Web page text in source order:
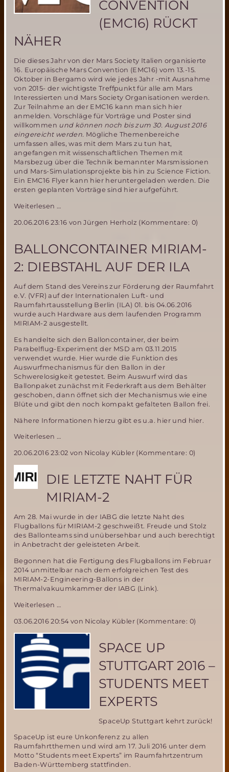
CONVENTION
(EMC16) RÜCKT
NÄHER
Die dieses Jahr von der Mars Society Italien organisierte
16. Europäische Mars Convention (EMC16) vom 13.-15.
Oktober in Bergamo wird wie jedes Jahr -mit Ausnahme
von 2015- der wichtigste Treffpunkt für alle am Mars
Interessierten und Mars Society Organisationen werden.
Zur Teilnahme an der EMC16 kann man sich hier
anmelden. Vorschläge für Vorträge und Poster sind
willkommen und können noch bis zum 30. August 2016
eingereicht werden. Mögliche Themenbereiche
umfassen alles, was mit dem Mars zu tun hat,
angefangen mit wissenschaftlichen Themen mit
Marsbezug über die Technik bemannter Marsmissionen
und Mars-Simulationsprojekte bis hin zu Science Fiction.
Ein EMC16 Flyer kann hier heruntergeladen werden. Die
ersten geplanten Vorträge sind hier aufgeführt.
Weiterlesen …
Europäische
Convention
(EMC16)
rückt
näher
20.06.2016 23:16 von Jürgen Herholz (Kommentare: 0)
BALLONCONTAINER MIRIAM-
2: DIEBSTAHL AUF DER ILA
Auf dem Stand des Vereins zur Förderung der Raumfahrt
e.V. (VFR) auf der Internationalen Luft- und
Raumfahrtausstellung Berlin (ILA) 01. bis 04.06.2016
wurde auch Hardware aus dem laufenden Programm
MIRIAM-2 ausgestellt.
Es handelte sich den Balloncontainer, der beim
Parabelflug-Experiment der MSD am 03.11.2015
verwendet wurde. Hier wurde die Funktion des
Auswurfmechanismus für den Ballon in der
Schwerelosigkeit getestet. Beim Auswurf wird das
Ballonpaket zunächst mit Federkraft aus dem Behälter
geschoben, dann öffnet sich der Mechanismus wie eine
Blüte und gibt den noch kompakt gefalteten Ballon frei.
Nähere Informationen hierzu gibt es u.a. hier und hier.
Weiterlesen …
2:
auf
der
ILA
20.06.2016 23:02 von Nicolay Kübler (Kommentare: 0)
DIE LETZTE NAHT FÜR
MIRIAM-2
Am 28. Mai wurde in der IABG die letzte Naht des
Flugballons für MIRIAM-2 geschweißt. Freude und Stolz
des Ballonteams sind unübersehbar und auch berechtigt
in Anbetracht der geleisteten Arbeit.
Begonnen hat die Fertigung des Flugballons im Februar
2014 unmittelbar nach dem erfolgreichen Test des
MIRIAM-2-Engineering-Ballons in der
Thermalvakuumkammer der IABG (Link).
Weiterlesen …
Naht
für
2
03.06.2016 20:54von Nicolay Kübler (Kommentare: 0)
SPACE UP
STUTTGART 2016 –
STUDENTS MEET
EXPERTS
SpaceUp Stuttgart kehrt zurück!
SpaceUp ist eure Unkonferenz zu allen
Raumfahrtthemen und wird am 17. Juli 2016 unter dem
Motto “Students meet Experts” im Raumfahrtzentrum
Baden-Württemberg stattfinden.